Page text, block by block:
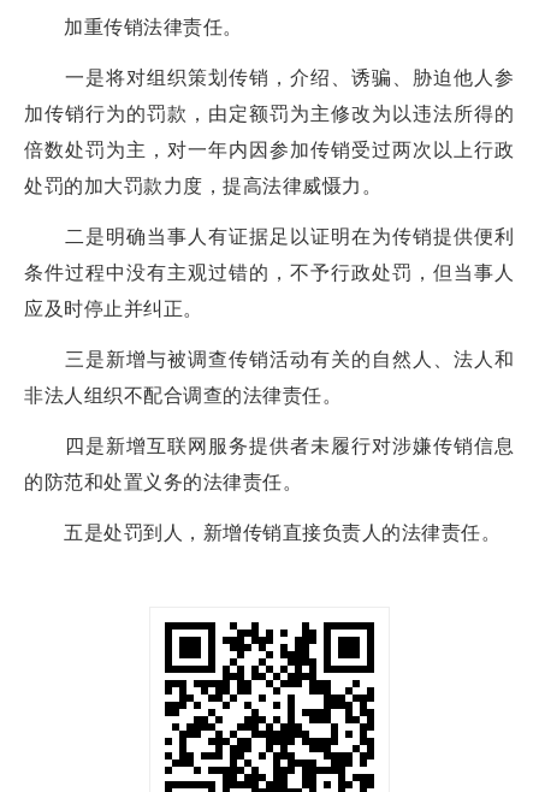
加重传销法律责任。
一是将对组织策划传销，介绍、诱骗、胁迫他人参
加传销行为的罚款，由定额罚为主修改为以违法所得的
倍数处罚为主，对一年内因参加传销受过两次以上行政
处罚的加大罚款力度，提高法律威慑力。
二是明确当事人有证据足以证明在为传销提供便利
条件过程中没有主观过错的，不予行政处罚，但当事人
应及时停止并纠正。
三是新增与被调查传销活动有关的自然人、法人和
非法人组织不配合调查的法律责任。
四是新增互联网服务提供者未履行对涉嫌传销信息
的防范和处置义务的法律责任。
五是处罚到人，新增传销直接负责人的法律责任。